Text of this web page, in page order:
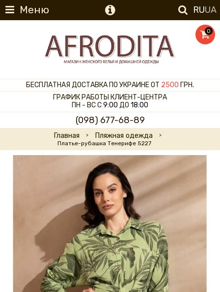
Меню RUUA
0
БЕСПЛАТНАЯ ДОСТАВКА ПО УКРАИНЕ ОТ 2500 ГРН.
ГРАФИК РАБОТЫ КЛИЕНТ-ЦЕНТРА
ПН - ВС С9:00 ДО 18:00
(098) 677-68-89
Главная Пляжная одежда
Платье-рубашка Тенерифе 5227